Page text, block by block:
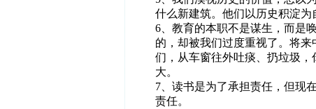
什么新建筑。他们以历史积淀为
6、教育的本职不是谋生，而是
的，却被我们过度重视了。将
们，从车窗往外吐痰、扔垃圾
大。
7、读书是为了承担责任，但现
责任。